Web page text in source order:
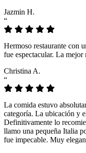
Jazmin H.
“
Hermoso restaurante con
fue espectacular. La mejor
Christina A.
“
La comida estuvo
categoría. La ubicación y
Definitivamente lo
llamo una pequeña Italia
fue impecable. Muy